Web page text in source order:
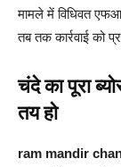
मामले में विधिवत
तब तक कार्रवाई को
चंदे का पूरा
तय हो
ram mandir